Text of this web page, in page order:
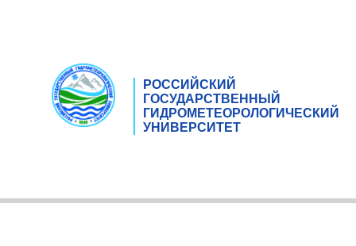
РОССИЙСКИЙ
ГОСУДАРСТВЕННЫЙ
ГИДРОМЕТЕОРОЛОГИЧЕСКИЙ
УНИВЕРСИТЕТ